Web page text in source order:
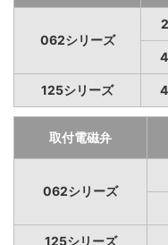
062シリーズ
125シリーズ
取付電磁弁
062シリーズ
125シリーズ